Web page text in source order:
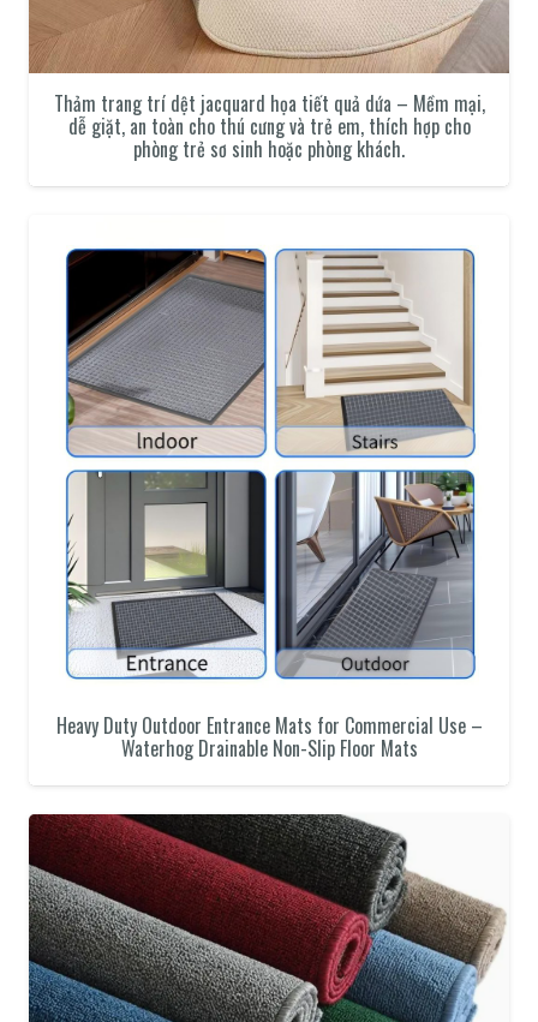
Thảm trang trí dệt jacquard họa tiết quả dứa – Mềm mại,
dễ giặt, an toàn cho thú cưng và trẻ em, thích hợp cho
phòng trẻ sơ sinh hoặc phòng khách.
Heavy Duty Outdoor Entrance Mats for Commercial Use –
Waterhog Drainable Non-Slip Floor Mats